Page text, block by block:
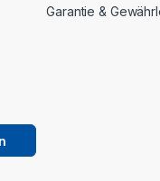
Garantie &